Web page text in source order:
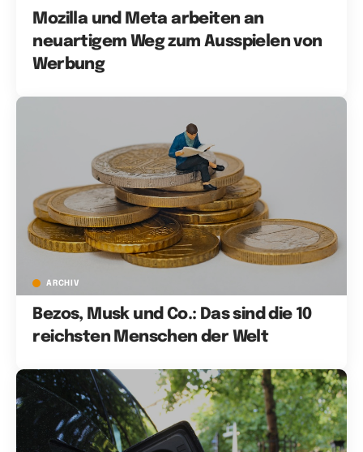
Mozilla und Meta arbeiten an
neuartigem Weg zum Ausspielen von
Werbung
ARCHIV
Bezos, Musk und Co.: Das sind die 10
reichsten Menschen der Welt